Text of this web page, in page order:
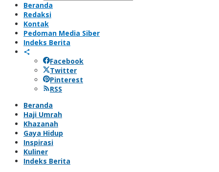
Beranda
Redaksi
Kontak
Pedoman Media Siber
Indeks Berita
Facebook
Twitter
Pinterest
RSS
Beranda
Haji Umrah
Khazanah
Gaya Hidup
Inspirasi
Kuliner
Indeks Berita